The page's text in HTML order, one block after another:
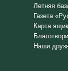
Летняя
Газета
Карта
Наши